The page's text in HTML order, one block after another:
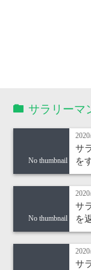
サラリーマ
No thumbnail
サ
を
No thumbnail
サ
を
サ